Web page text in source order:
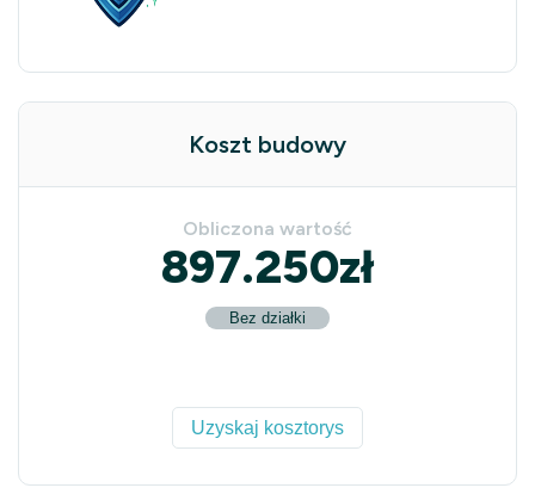
Koszt budowy
Obliczona wartość
897.250zł
Bez działki
Uzyskaj kosztorys